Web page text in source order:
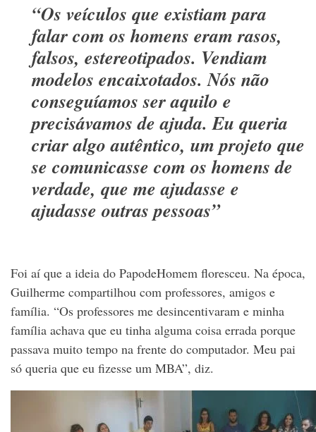
“Os veículos que existiam para
falar com os homens eram rasos,
falsos, estereotipados. Vendiam
modelos encaixotados. Nós não
conseguíamos ser aquilo e
precisávamos de ajuda. Eu queria
criar algo autêntico, um projeto que
se comunicasse com os homens de
verdade, que me ajudasse e
ajudasse outras pessoas”
Foi aí que a ideia do PapodeHomem floresceu. Na época,
Guilherme compartilhou com professores, amigos e
família. “Os professores me desincentivaram e minha
família achava que eu tinha alguma coisa errada porque
passava muito tempo na frente do computador. Meu pai
só queria que eu fizesse um MBA”, diz.